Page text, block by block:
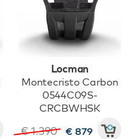
Locman
Montecristo Carbon
0544C09S-
CRCBWHSK
€ 1.390 € 879